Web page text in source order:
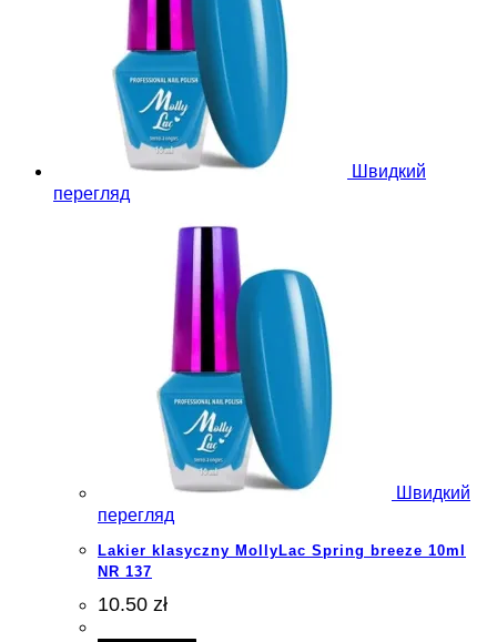
Швидкий
перегляд
Швидкий
перегляд
Lakier klasyczny MollyLac Spring breeze 10ml
NR 137
10.50 zł